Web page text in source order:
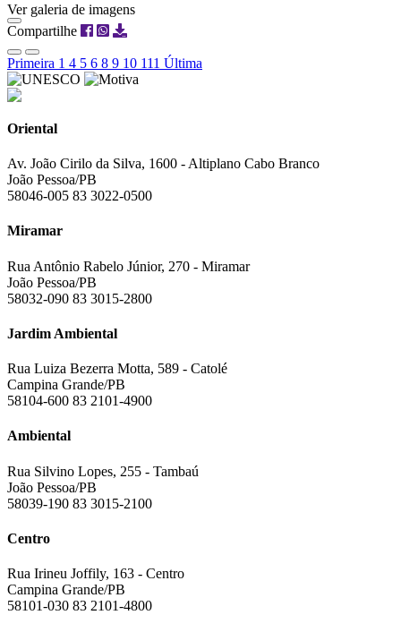
Ver galeria de imagens
Compartilhe
Primeira 1 4 5 6 8 9 10 111 Última
Oriental
Av. João Cirilo da Silva, 1600 - Altiplano Cabo Branco
João Pessoa/PB
58046-005 83 3022-0500
Miramar
Rua Antônio Rabelo Júnior, 270 - Miramar
João Pessoa/PB
58032-090 83 3015-2800
Jardim Ambiental
Rua Luiza Bezerra Motta, 589 - Catolé
Campina Grande/PB
58104-600 83 2101-4900
Ambiental
Rua Silvino Lopes, 255 - Tambaú
João Pessoa/PB
58039-190 83 3015-2100
Centro
Rua Irineu Joffily, 163 - Centro
Campina Grande/PB
58101-030 83 2101-4800